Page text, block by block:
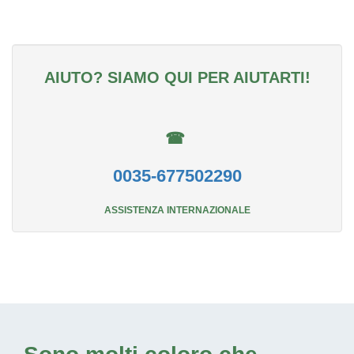
AIUTO? SIAMO QUI PER AIUTARTI!
☎
0035-677502290
ASSISTENZA INTERNAZIONALE